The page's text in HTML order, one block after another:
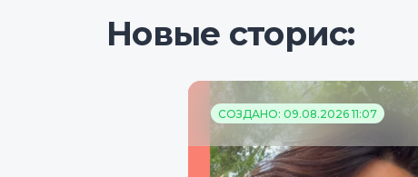
Новые сторис:
СОЗДАНО: 09.08.2026 11:07